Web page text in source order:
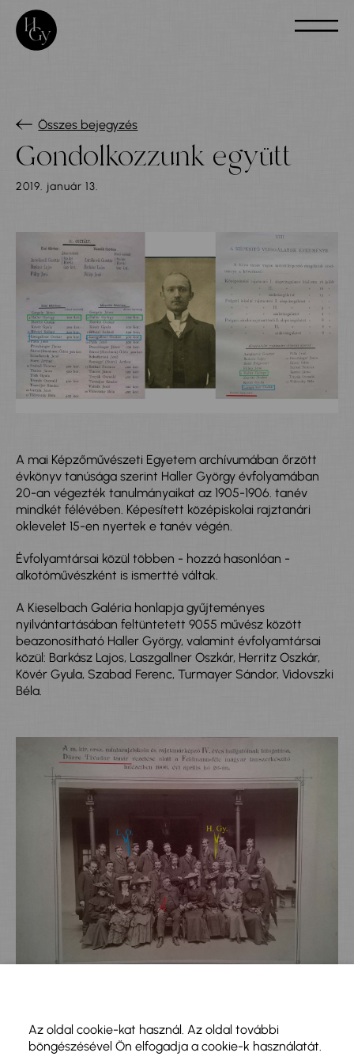
Összes bejegyzés
Gondolkozzunk együtt
2019. január 13.
A mai Képzőművészeti Egyetem archívumában őrzött
évkönyv tanúsága szerint Haller György évfolyamában
20-an végezték tanulmányaikat az 1905-1906. tanév
mindkét félévében. Képesített középiskolai rajztanári
oklevelet 15-en nyertek e tanév végén.
Évfolyamtársai közül többen - hozzá hasonlóan -
alkotóművészként is ismertté váltak.
A Kieselbach Galéria honlapja gyűjteményes
nyilvántartásában feltüntetett 9055 művész között
beazonosítható Haller György, valamint évfolyamtársai
közül: Barkász Lajos, Laszgallner Oszkár, Herritz Oszkár,
Kövér Gyula, Szabad Ferenc, Turmayer Sándor, Vidovszki
Béla.
Az évfolyam hallgatóiról készült alábbi fotón eddig Haller
Az oldal cookie-kat használ. Az oldal további
böngészésével Ön elfogadja a cookie-k használatát.